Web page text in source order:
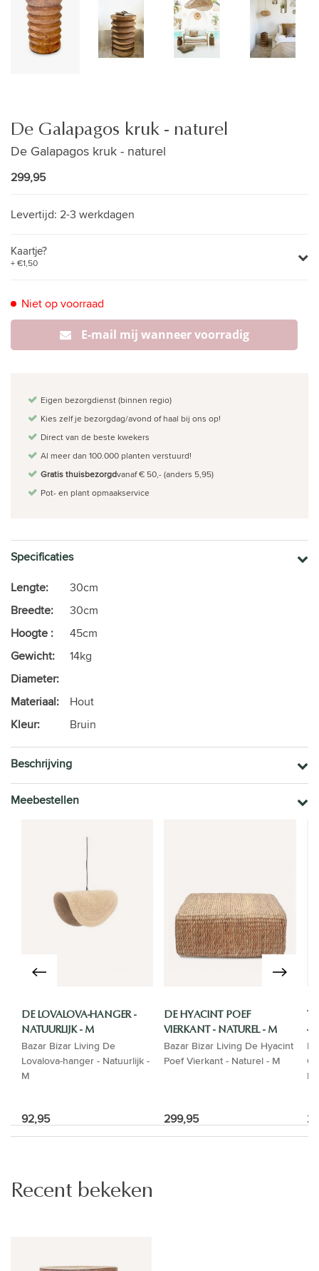
De Galapagos kruk - naturel
De Galapagos kruk - naturel
299,95
Levertijd: 2-3 werkdagen
Kaartje?
+ €1,50
Niet op voorraad
E-mail mij wanneer voorradig
Eigen bezorgdienst (binnen regio)
Kies zelf je bezorgdag/avond of haal bij ons op!
Direct van de beste kwekers
Al meer dan 100.000 planten verstuurd!
Gratis thuisbezorgdvanaf € 50,- (anders 5,95)
Pot- en plant opmaakservice
Specificaties
Lengte:
30cm
Breedte:
30cm
Hoogte :
45cm
Gewicht:
14kg
Diameter:
Materiaal:
Hout
Kleur:
Bruin
Beschrijving
Meebestellen
DE LOVALOVA-HANGER -
NATUURLIJK - M
Bazar Bizar Living De
Lovalova-hanger - Natuurlijk -
M
92,95
DE HYACINT POEF
VIERKANT - NATUREL - M
Bazar Bizar Living De Hyacint
Poef Vierkant - Naturel - M
299,95
-
Recent bekeken